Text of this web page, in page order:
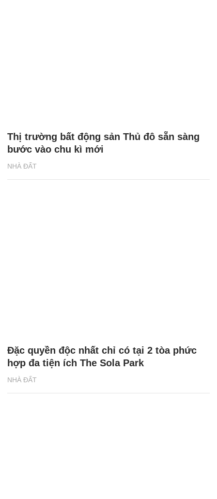
NHÀ ĐẤT
Thị trường bất động sản Thủ đô sẵn sàng
bước vào chu kì mới
NHÀ ĐẤT
Đặc quyền độc nhất chỉ có tại 2 tòa phức
hợp đa tiện ích The Sola Park